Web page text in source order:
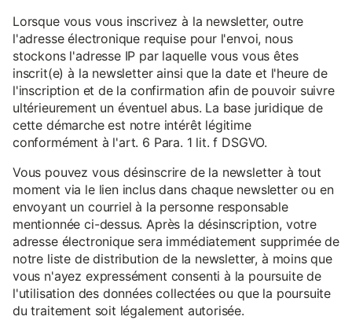
Lorsque vous vous inscrivez à la newsletter, outre
l'adresse électronique requise pour l'envoi, nous
stockons l'adresse IP par laquelle vous vous êtes
inscrit(e) à la newsletter ainsi que la date et l'heure de
l'inscription et de la confirmation afin de pouvoir suivre
ultérieurement un éventuel abus. La base juridique de
cette démarche est notre intérêt légitime
conformément à l'art. 6 Para. 1 lit. f DSGVO.
Vous pouvez vous désinscrire de la newsletter à tout
moment via le lien inclus dans chaque newsletter ou en
envoyant un courriel à la personne responsable
mentionnée ci-dessus. Après la désinscription, votre
adresse électronique sera immédiatement supprimée de
notre liste de distribution de la newsletter, à moins que
vous n'ayez expressément consenti à la poursuite de
l'utilisation des données collectées ou que la poursuite
du traitement soit légalement autorisée.